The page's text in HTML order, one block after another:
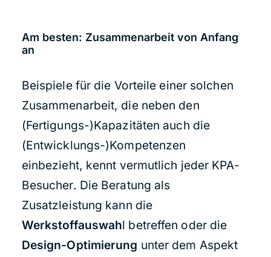
Am besten: Zusammenarbeit von Anfang
an
Beispiele für die Vorteile einer solchen
Zusammenarbeit, die neben den
(Fertigungs-)Kapazitäten auch die
(Entwicklungs-)Kompetenzen
einbezieht, kennt vermutlich jeder KPA-
Besucher. Die Beratung als
Zusatzleistung kann die
Werkstoffauswahl betreffen oder die
Design-Optimierung unter dem Aspekt